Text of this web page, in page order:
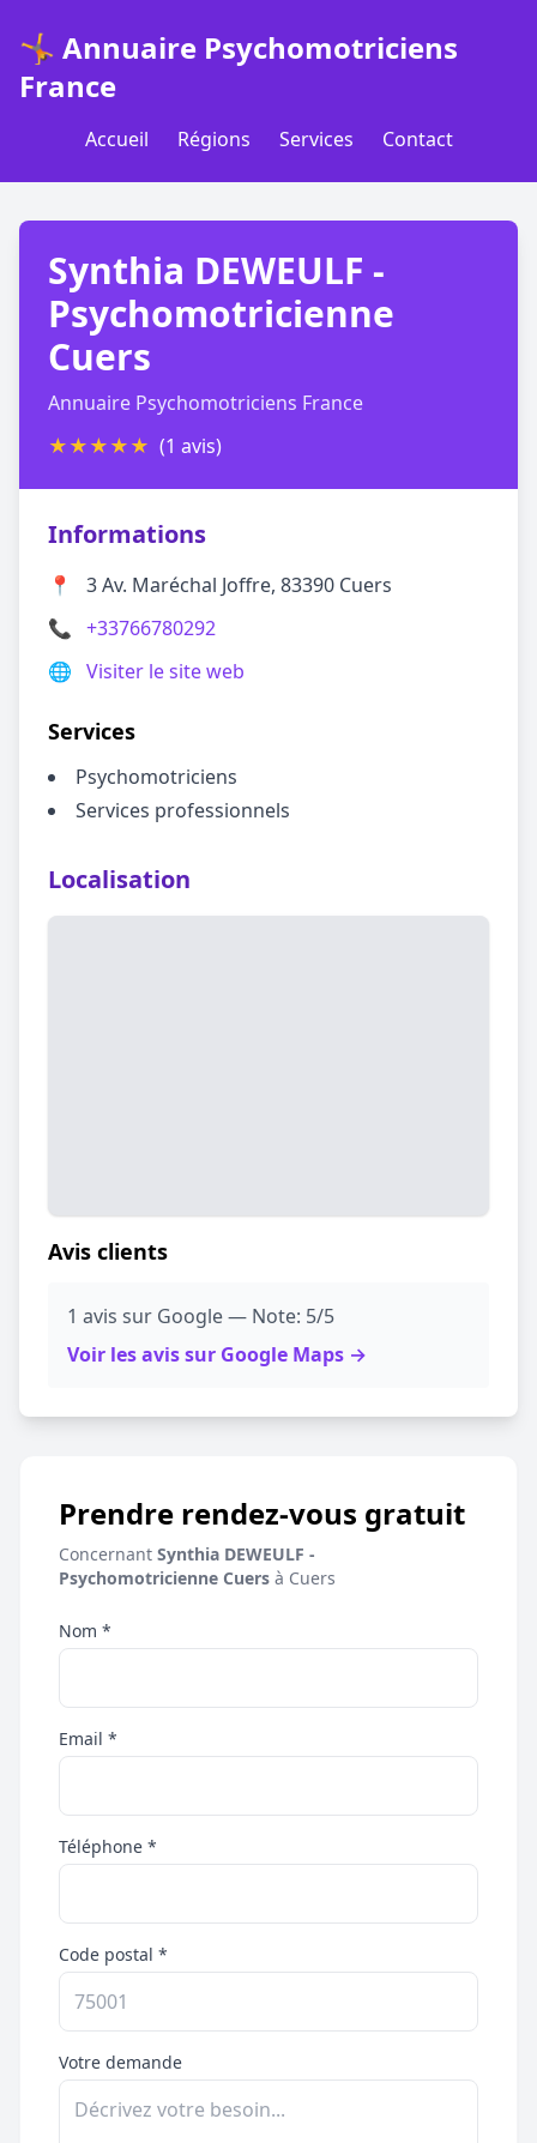
🤸 Annuaire Psychomotriciens
France
Accueil Régions Services Contact
Synthia DEWEULF -
Psychomotricienne
Cuers
Annuaire Psychomotriciens France
★★★★★ (1 avis)
Informations
📍
3 Av. Maréchal Joffre, 83390 Cuers
📞 +33766780292
🌐 Visiter le site web
Services
Psychomotriciens
Services professionnels
Localisation
Avis clients
1 avis sur Google — Note: 5/5
Voir les avis sur Google Maps →
Prendre rendez-vous gratuit
Concernant Synthia DEWEULF -
Psychomotricienne Cuers à Cuers
Nom *
Email *
Téléphone *
Code postal *
Votre demande